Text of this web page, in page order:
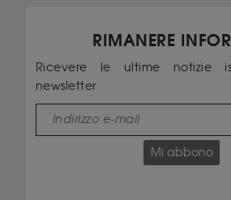
RIMANERE
Ricevere le ultime notizie
newsletter
Mi abbono